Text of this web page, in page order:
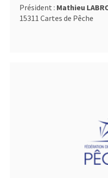
Président : Mathieu
15311 Cartes de Pêche